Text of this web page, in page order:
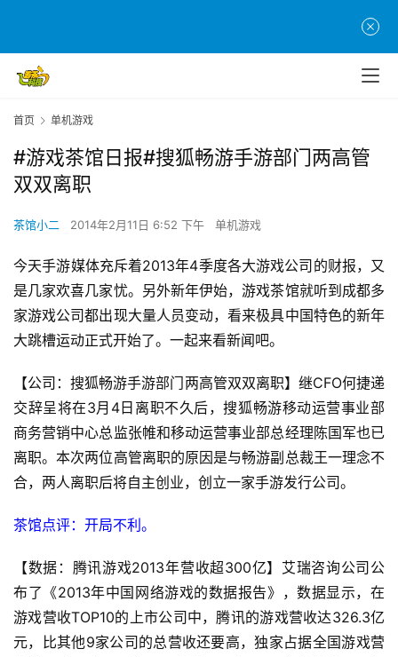
首页 单机游戏
#游戏茶馆日报#搜狐畅游手游部门两高管
双双离职
茶馆小二 2014年2月11日 6:52 下午 单机游戏
今天手游媒体充斥着2013年4季度各大游戏公司的财报，又
是几家欢喜几家忧。另外新年伊始，游戏茶馆就听到成都多
家游戏公司都出现大量人员变动，看来极具中国特色的新年
大跳槽运动正式开始了。一起来看新闻吧。
【公司：搜狐畅游手游部门两高管双双离职】继CFO何捷递
交辞呈将在3月4日离职不久后，搜狐畅游移动运营事业部
商务营销中心总监张帷和移动运营事业部总经理陈国军也已
离职。本次两位高管离职的原因是与畅游副总裁王一理念不
合，两人离职后将自主创业，创立一家手游发行公司。
茶馆点评：开局不利。
【数据：腾讯游戏2013年营收超300亿】艾瑞咨询公司公
布了《2013年中国网络游戏的数据报告》，数据显示，在
游戏营收TOP10的上市公司中，腾讯的游戏营收达326.3亿
元，比其他9家公司的总营收还要高，独家占据全国游戏营